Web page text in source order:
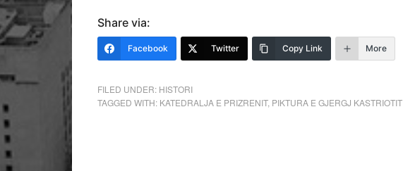
Share via:
Facebook Twitter Copy Link More
FILED UNDER: HISTORI
TAGGED WITH: KATEDRALJA E PRIZRENIT, PIKTURA E GJERGJ KASTRIOTIT